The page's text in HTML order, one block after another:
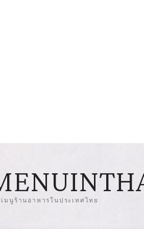
มนูร้านอาหารในประเทศไทย